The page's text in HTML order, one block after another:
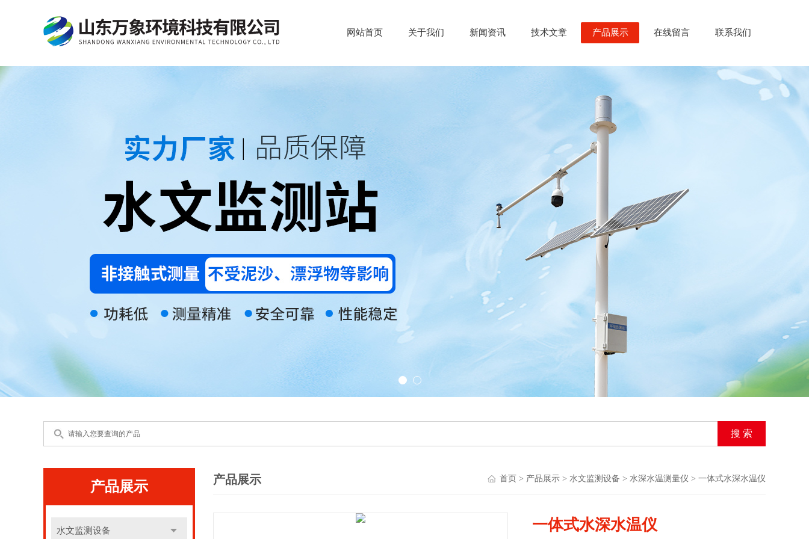
网站首页 关于我们 新闻资讯 技术文章 产品展示 在线留言 联系我们
产品展示
水文监测设备
产品展示 首页 > 产品展示 > 水文监测设备 > 水深水温测量仪 > 一体式水深水温仪
一体式水深水温仪